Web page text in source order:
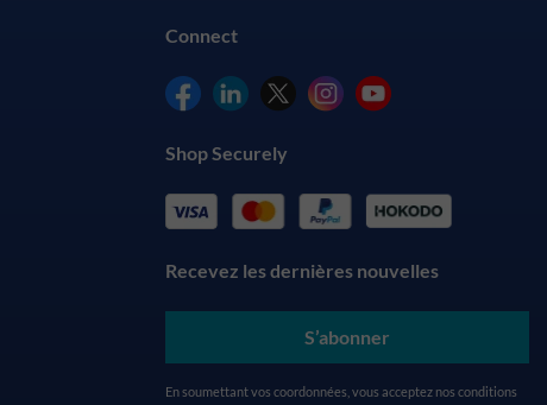
Connect
Shop Securely
Recevez les dernières nouvelles
S’abonner
En soumettant vos coordonnées, vous acceptez nos conditions